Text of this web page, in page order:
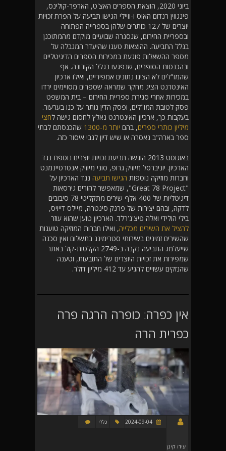
ביוני 2020, הוצאת הספרים האצ'ט, הארפר-קולינס,
פינגווין רנדום האוס ו-וויילי הגישו תביעה על הפרת זכויות
יוצרים של 127 כותרים שלהן בספרייה הפתוחה
ובספריית החירום, שנסגרה שבועיים מוקדם מהמתוכנן
בגלל התביעה. ההוצאות טענו שהיעדר המגבלה על
מספר ההשאלות פוגעת במכירות הספרים הדיגיטליים
ובהכנסות הסופרים, שנפגעו בגלל הקורונה. אף
שהמו"לים לא הציגו נתונים אמפיריים, ואילו ארכיון
האינטרנט הציג מחקר שמראה שספרים מסויימים ירדו
במכירות אחרי סגירת ספריית החירום – בית המשפט
פסק לטובת המו"לים, ופסק הדין נותר על כנו בערעור.
בעקבות כך, ארכיון האינטרנט נאלץ לחסום גישה לחצי
מיליון כותרי ספרים, בהם יותר מ-1300
שהכנסתם לבתי
ספר בארה"ב נאסרה או שיש דיון לגבי איסור כזה.
באוגוסט 2013 הוגשה תביעת זכויות יוצרים נוספת נגד
הארכיון. יוניברסל מיוזיק גרופ, סוני מיוזיק אנטרטיינמנט
וחברות מוזיקה נוספות הגישו תביעה נגד הארכיון על
"Great 78 Project", שמאפשר להזרים גירסאות
דיגיטליות של 400 אלף שירים מתקליטי 78 סיבובים
לדקה, ובהם יצירות של פרנק סינטרה, מיילס דייויס,
בילי הולידי ואלה פיצ'ג'רלד. הארכיון טוען שהוא עוזר
להציל את השירים מכלייה, ואילו חברות המוזיקה טוענות
שהשירים זמינים בשירותי סטרימינג בתשלום ואין סכנה
שייעלמו. התביעה נקבה ב-2749 הקלטות-קול באתר
שמפירות את זכויות היוצרים של התובעות, וטענה
שהנזקים עשויים להגיע עד 412 מיליון דולר.
אין כפרה: כופרה הרגה פרה
כפרית הרה
עידו קינן
כללי